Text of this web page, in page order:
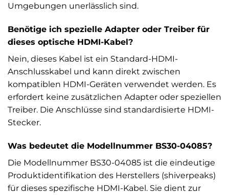
Umgebungen unerlässlich sind.
Benötige ich spezielle Adapter oder Treiber für
dieses optische HDMI-Kabel?
Nein, dieses Kabel ist ein Standard-HDMI-
Anschlusskabel und kann direkt zwischen
kompatiblen HDMI-Geräten verwendet werden. Es
erfordert keine zusätzlichen Adapter oder speziellen
Treiber. Die Anschlüsse sind standardisierte HDMI-
Stecker.
Was bedeutet die Modellnummer BS30-04085?
Die Modellnummer BS30-04085 ist die eindeutige
Produktidentifikation des Herstellers (shiverpeaks)
für dieses spezifische HDMI-Kabel. Sie dient zur